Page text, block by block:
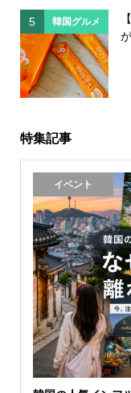
5 韓国グルメ
特集記事
イベント